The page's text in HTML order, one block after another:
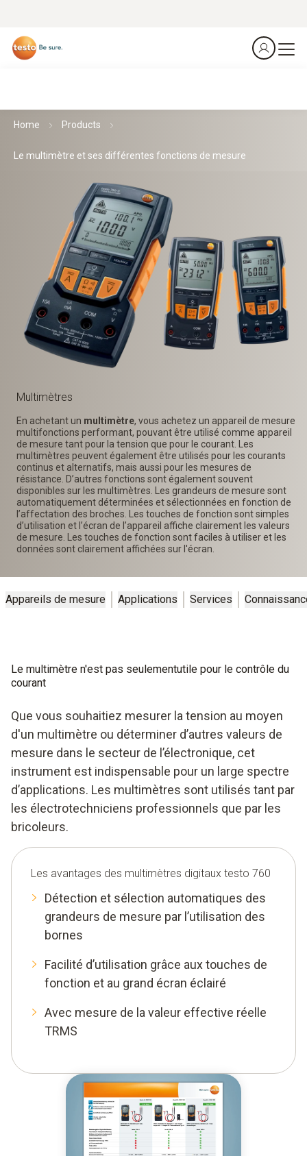
Home Products
Le multimètre et ses différentes fonctions de mesure
Multimètres
En achetant un multimètre, vous achetez un appareil de mesure
multifonctions performant, pouvant être utilisé comme appareil
de mesure tant pour la tension que pour le courant. Les
multimètres peuvent également être utilisés pour les courants
continus et alternatifs, mais aussi pour les mesures de
résistance. D’autres fonctions sont également souvent
disponibles sur les multimètres. Les grandeurs de mesure sont
automatiquement déterminées et sélectionnées en fonction de
l’affectation des broches. Les touches de fonction sont simples
d’utilisation et l’écran de l’appareil affiche clairement les valeurs
de mesure. Les touches de fonction sont faciles à utiliser et les
données sont clairement affichées sur l'écran.
Appareils de mesure Applications Services
Le multimètre n'est pas seulementutile pour le contrôle du
courant
Que vous souhaitiez mesurer la tension au moyen
d'un multimètre ou déterminer d’autres valeurs de
mesure dans le secteur de l’électronique, cet
instrument est indispensable pour un large spectre
d’applications. Les multimètres sont utilisés tant par
les électrotechniciens professionnels que par les
bricoleurs.
Les avantages des multimètres digitaux testo 760
Détection et sélection automatiques des
grandeurs de mesure par l’utilisation des
bornes
Facilité d’utilisation grâce aux touches de
fonction et au grand écran éclairé
Avec mesure de la valeur effective réelle
TRMS